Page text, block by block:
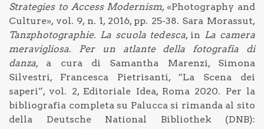
Strategies to Access Modernism, «Photography and
Culture», vol. 9, n. 1, 2016, pp. 25-38. Sara Morassut,
Tanzphotographie. La scuola tedesca, in La camera
meravigliosa. Per un atlante della fotografia di
danza, a cura di Samantha Marenzi, Simona
Silvestri, Francesca Pietrisanti, “La Scena dei
saperi”, vol. 2, Editoriale Idea, Roma 2020. Per la
bibliografia completa su Palucca si rimanda al sito
della Deutsche National Bibliothek (DNB):